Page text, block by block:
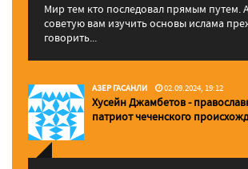
Мир тем кто последовал прямым путем.
советую вам изучить основы ислама
говорить...
АЗЕР ГАСАНЛИ 02.09.2024, 19:12
Хусейн Джамбетов -
патриот чеченского